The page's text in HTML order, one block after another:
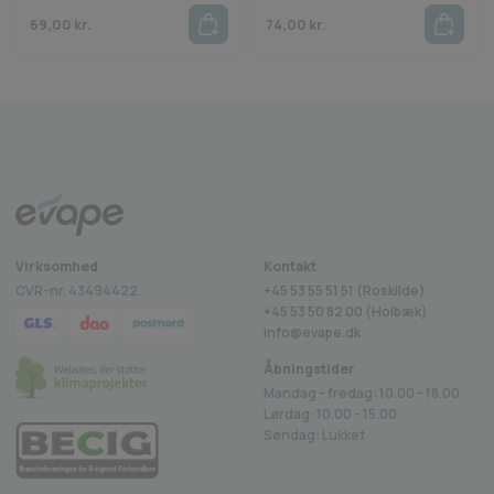
en skarp og kølig mentholsmag med en vedvarende friskhed. Denne
engangs e-cigaret leverer en kraftfuld mentholoplevelse, perfekt til
dem, der ønsker en praktisk og forfriskende løsning.
69,00 kr. 74,00 kr.
Virksomhed
CVR-nr. 43494422
Kontakt
+45 53 55 51 51 (Roskilde)
+45 53 50 82 00 (Holbæk)
info@evape.dk
Åbningstider
Mandag - fredag: 10.00 - 18.00
Lørdag: 10.00 - 15.00
Søndag: Lukket